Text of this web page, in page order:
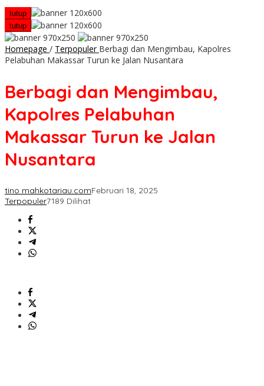
tutup
tutup
Homepage / Terpopuler Berbagi dan Mengimbau, Kapolres
Pelabuhan Makassar Turun ke Jalan Nusantara
Berbagi dan Mengimbau,
Kapolres Pelabuhan
Makassar Turun ke Jalan
Nusantara
tino mahkotariau.comFebruari 18, 2025
Terpopuler7189 Dilihat